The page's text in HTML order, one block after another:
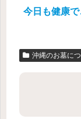
今日も健康
沖縄のお墓に